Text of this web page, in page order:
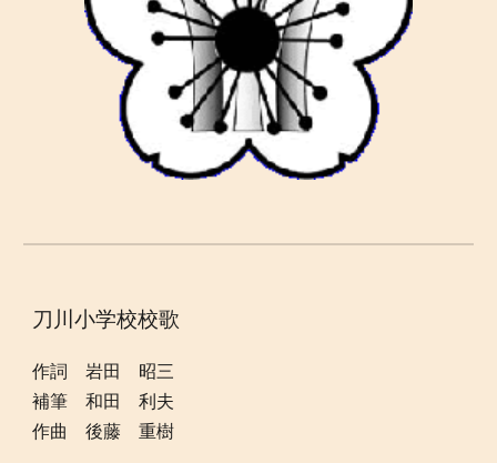
刀川小学校校歌
作詞 岩田 昭三
補筆 和田 利夫
作曲 後藤 重樹